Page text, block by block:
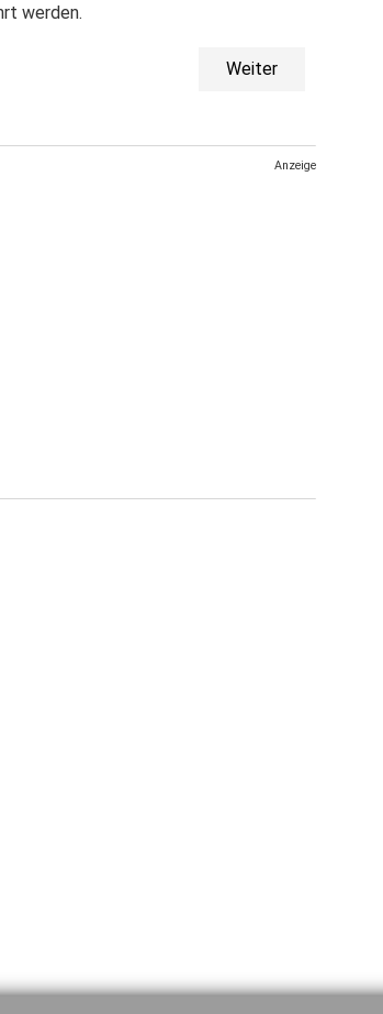
werden.
Weiter
Anzeige